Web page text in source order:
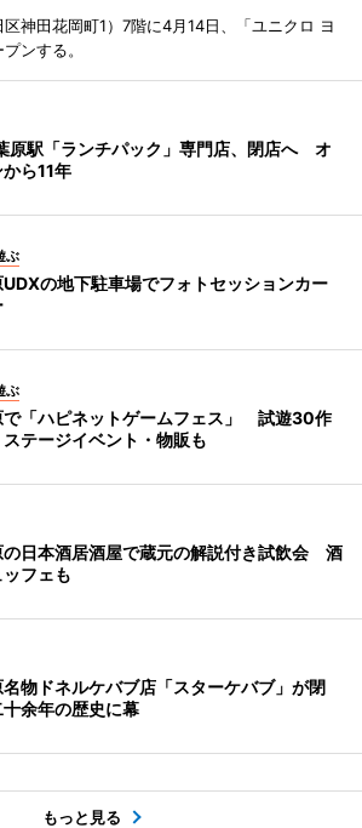
神田花岡町1）7階に4月14日、「ユニクロ ヨ
ンする。
原駅「ランチパック」専門店、閉店へ オ
ら11年
ぶ
の地下駐車場でフォトセッションカー
ぶ
で「ハピネットゲームフェス」 試遊30作
ステージイベント・物販も
の日本酒居酒屋で蔵元の解説付き試飲会 酒
フェも
物ドネルケバブ店「スターケバブ」が閉
余年の歴史に幕
もっと見る